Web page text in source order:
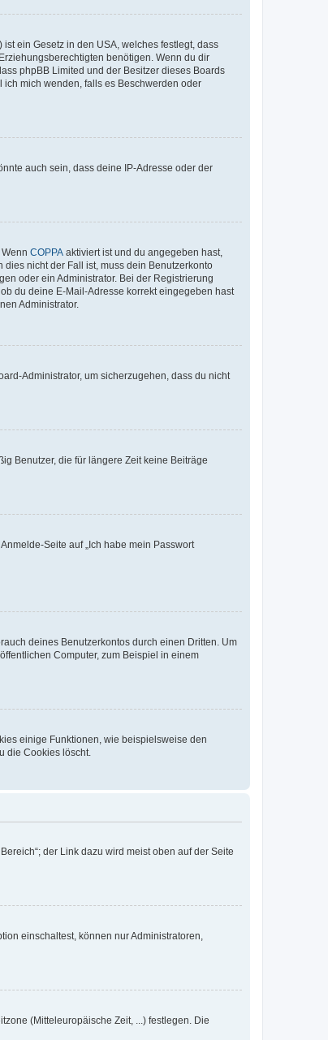
ein Gesetz in den USA, welches festlegt, dass
benötigen. Wenn du dir
phpBB Limited und der Besitzer dieses Boards
mich wenden, falls es Beschwerden oder
auch sein, dass deine IP-Adresse oder der
COPPA aktiviert ist und du angegeben hast,
nicht der Fall ist, muss dein Benutzerkonto
oder ein Administrator. Bei der Registrierung
du deine E-Mail-Adresse korrekt eingegeben hast
Administrator.
Administrator, um sicherzugehen, dass du nicht
Benutzer, die für längere Zeit keine Beiträge
Seite auf „Ich habe mein Passwort
deines Benutzerkontos durch einen Dritten. Um
Computer, zum Beispiel in einem
einige Funktionen, wie beispielsweise den
die Cookies löscht.
der Link dazu wird meist oben auf der Seite
einschaltest, können nur Administratoren,
(Mitteleuropäische Zeit, ...) festlegen. Die